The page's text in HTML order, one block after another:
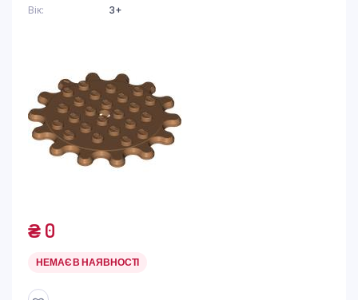
Вік
3+
₴0
НЕМАЄ В НАЯВНОСТІ